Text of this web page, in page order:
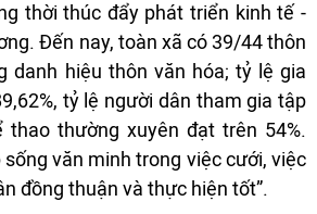
thời thúc đẩy phát triển kinh tế -
Đến nay, toàn xã có 39/44 thôn
danh hiệu thôn văn hóa; tỷ lệ gia
tỷ lệ người dân tham gia tập
thao thường xuyên đạt trên 54%.
văn minh trong việc cưới, việc
đồng thuận và thực hiện tốt”.